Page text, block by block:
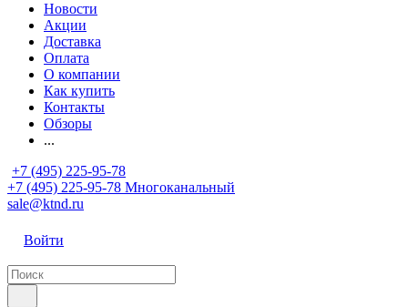
Новости
Акции
Доставка
Оплата
О компании
Как купить
Контакты
Обзоры
...
+7 (495) 225-95-78
+7 (495) 225-95-78 Многоканальный
sale@ktnd.ru
Войти